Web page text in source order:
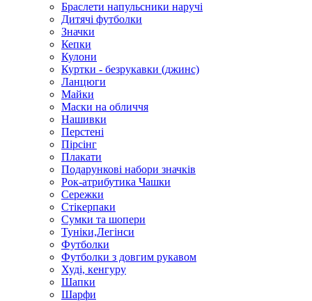
Браслети напульсники наручі
Дитячі футболки
Значки
Кепки
Кулони
Куртки - безрукавки (джинс)
Ланцюги
Майки
Маски на обличчя
Нашивки
Перстені
Пірсінг
Плакати
Подарункові набори значків
Рок-атрибутика Чашки
Сережки
Стікерпаки
Сумки та шопери
Туніки,Легінси
Футболки
Футболки з довгим рукавом
Худі, кенгуру
Шапки
Шарфи